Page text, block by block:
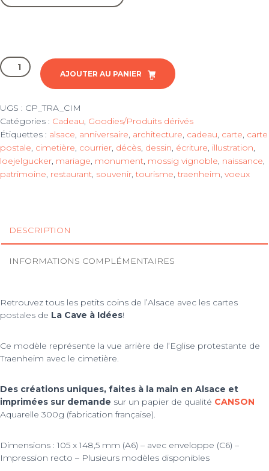
quantité
de
(A6)
+
Enveloppe
-
TRAENHEIM
-
arrière)
AJOUTER AU PANIER
UGS : CP_TRA_CIM
Catégories : Cadeau Goodies/Produits dérivés
Étiquettes : alsace anniversaire architecture cadeau carte carte
postale cimetière courrier décès dessin écriture illustration
loejelgucker mariage monument mossig vignoble naissance
patrimoine restaurant souvenir ,tourisme ,traenheim voeux
DESCRIPTION
INFORMATIONS COMPLÉMENTAIRES
Retrouvez tous les petits coins de l’Alsace avec les cartes
postales de La Cave à Idées!
Ce modèle représente la vue arrière de l’Eglise protestante de
Traenheim avec le cimetière.
Des créations uniques, faites à la main en Alsace et
imprimées sur demande sur un papier de qualité CANSON
Aquarelle 300g (fabrication française).
Dimensions : 105 x 148,5 mm (A6) – avec enveloppe (C6) –
Impression recto – Plusieurs modèles disponibles